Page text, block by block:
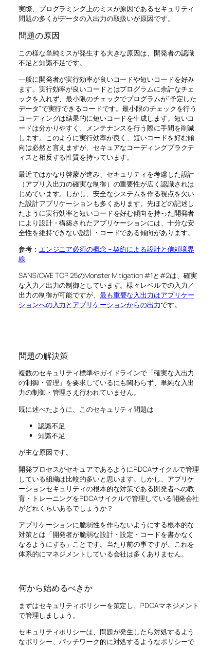
実際、プログラミング上のミスが原因であるセキュリティ
問題の多くがデータの入出力の取扱いが原因です。
問題の原因
この様な単純ミスが発生する大きな原因は、開発者の認識
不足と知識不足です。
一般に開発者が実行効率が良いコードや短いコードを好み
ます。実行効率が良いコードとはプログラムに余計なチェ
ックを入れず、最小限のチェックでプログラムが”予定した
データ”で実行できるコードです。最小限のチェックを行う
コーディングは結果的に短いコードを生成します。短いコ
ードは分かりやすく、メンテナンスを行う際に手間を削減
します。このように実行効率が良く、短いコードを好む傾
向は必然と言えますが、セキュアなコーディングプラクテ
ィスと相反する性質を持っています。
最近ではかなり啓蒙が進み、セキュリティを考慮した設計
（アプリ入出力の確実な制御）の重要性が広く認識されは
じめています。しかし、安全なシステムを作る視点を欠い
た設計アプリケーションも多くあります。先ほどの記述し
たように実行効率と短いコードを好む傾向を持った開発者
により設計・構築されたアプリケーションには、十分な安
全性を維持できない設計・コードである傾向があります。
参考： エンジニア必須の概念 – 契約による設計と信頼境界
線
SANS/CWE TOP 25のMonster Mitigation #1と#2は、確実
な入力／出力の制御としています。様々レベルでの入力／
出力の制御が可能ですが、 最も重要な入出力はアプリケー
ションへの入力とアプリケーションからの出力です。
問題の解決策
複数のセキュリティ標準やガイドラインで「確実な入出力
の制御・管理」を要求しているにも関わらず、単純な入出
力の制御・管理さえ行われていません。
既に述べたように、このセキュリティ問題は
認識不足
知識不足
が主な原因です。
開発プロセスがセキュアであるようにPDCAサイクルで管理
している組織は比較的多いと思います。しかし、アプリケ
ーションセキュリティの根本的な対策である開発者への教
育・トレーニングをPDCAサイクルで管理している開発会社
がどれくらいあるでしょうか？
アプリケーションに脆弱性を作らないようにする根本的な
対策とは「開発者が脆弱な設計・設定・コードを書かなく
なるようにする」ことです。当たり前の事ですが、これを
体系的にマネジメントしている会社は多くありません。
何から始めるべきか
まずはセキュリティポリシーを策定し、PDCAマネジメント
で管理しましょう。
セキュリティポリシーは、問題が発生したら対処するよう
なポリシー、パッチワーク的に対処するようなポリシーで